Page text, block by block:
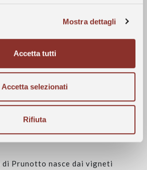
Mostra dettagli
Accetta tutti
Accetta selezionati
Rifiuta
è decorsa in circa 8 giorni a
dell'inverno. Il vino ha
affinato per circa un anno
di Prunotto nasce dai vigneti